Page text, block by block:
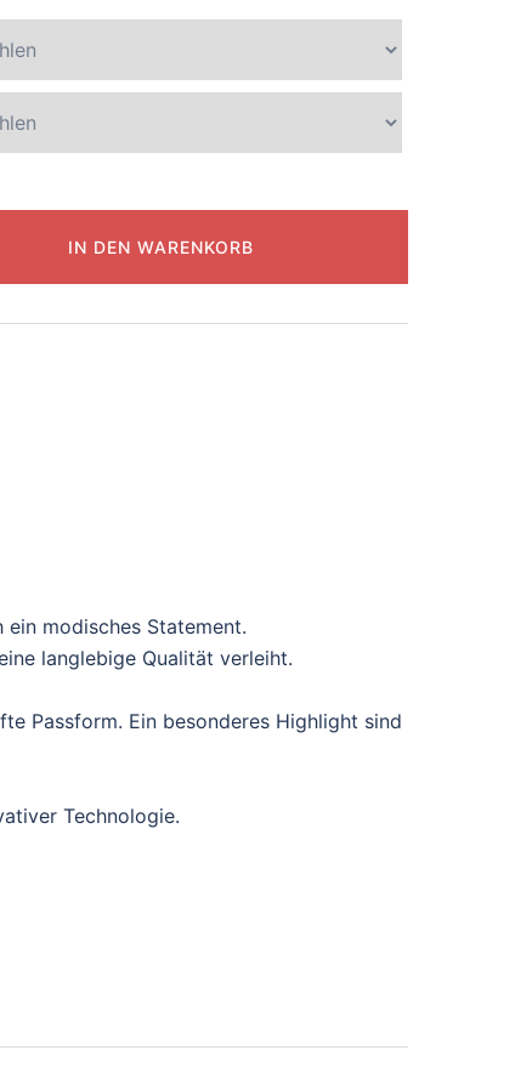
IN DEN WARENKORB
modisches Statement.
langlebige Qualität verleiht.
Passform. Ein besonderes Highlight sind
Technologie.